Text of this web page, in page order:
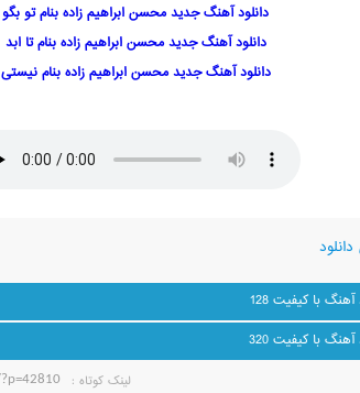
دانلود آهنگ جدید محسن ابراهیم زاده بنام تو بگو
دانلود آهنگ جدید محسن ابراهیم زاده بنام تا ابد
دانلود آهنگ جدید محسن ابراهیم زاده بنام نیستی
آهنگ با کیفیت 128
آهنگ با کیفیت 320
لینک کوتاه‌ :